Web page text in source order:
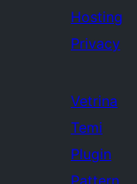
Hosting
Privacy
Vetrina
Temi
Plugin
Pattern